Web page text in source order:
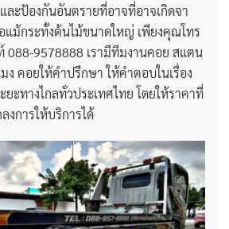
ละป้องกันอันตรายที่อาจที่อาจเกิดจา
แม้กระทั้งต้นไม้ขนาดใหญ่ เพียงคุณโทร
088-9578888 เรามีทีมงานคอย สแตน
ง คอยให้คำปรึกษา ให้คำตอบในเรื่อง
ะทางไกลทั่วประเทศไทย โดยให้ราคาที่
การให้บริการได้